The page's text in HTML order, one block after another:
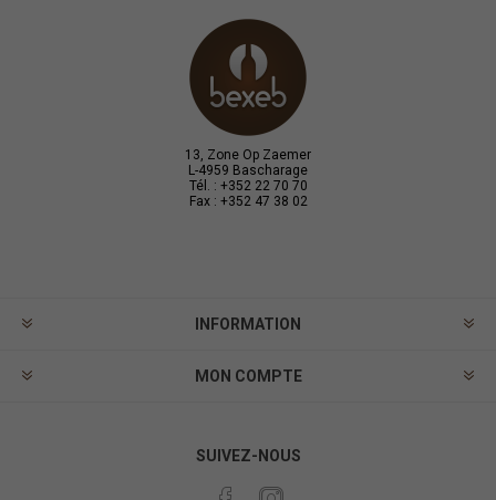
13, Zone Op Zaemer
L-4959 Bascharage
Tél. : +352 22 70 70
Fax : +352 47 38 02
INFORMATION
MON COMPTE
SUIVEZ-NOUS